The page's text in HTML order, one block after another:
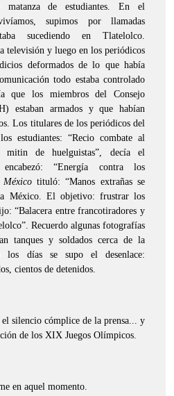
de estudiantes. En el
supimos por llamadas
sucediendo en Tlatelolco.
televisión y luego en los periódicos
deformados de lo que había
todo estaba controlado
que los miembros del Consejo
estaban armados y que habían
Los titulares de los periódicos del
estudiantes: “Recio combate al
de huelguistas”, decía el
“Energía contra los
tituló: “Manos extrañas se
a México. El objetivo: frustrar los
“Balacera entre francotiradores y
Recuerdo algunas fotografías
tanques y soldados cerca de la
los días se supo el desenlace:
cientos de detenidos.
el silencio cómplice de la prensa... y
de los XIX Juegos Olímpicos.
en aquel momento.